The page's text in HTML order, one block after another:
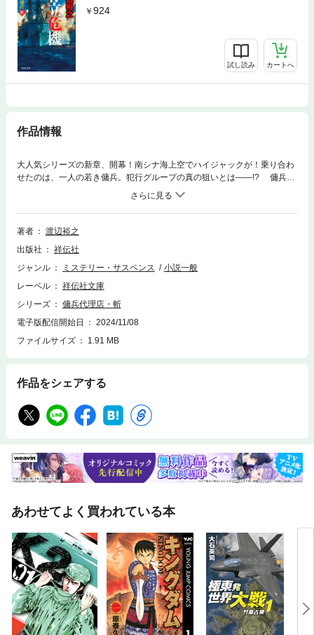
924
試し読み カートへ
作品情報
大人気シリーズの新章、開幕！南シナ海上空でハイジャックが！乗り合わ
せたのは、一人の若き傭兵。犯行グループの真の狙いとは——!? 傭兵特
殊部隊“ケルベロス”のリーダー、明石柊真は自らが信じる正義を貫くた
め、仲間たちと共に世界中の紛争地帯を渡り歩いてきた。同志の傭兵、藤
堂浩志に再会するため、クアラルンプール行きの便に搭乗した柊真。だ
が、彼の乗った飛行機がハイジャックされ、台湾上空で絶体絶命の危地
著者
渡辺裕之
出版社
祥伝社
ジャンル
ミステリー・サスペンス
小説一般
レーベル
祥伝社文庫
シリーズ
傭兵代理店・斬
電子版配信開始日
2024/11/08
ファイルサイズ
1.91 MB
作品をシェアする
あわせてよく買われている本